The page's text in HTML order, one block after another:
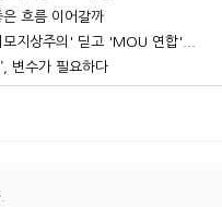
흐름 이어갈까
지상주의' 딛고 'MOU 연합'...
변수가 필요하다